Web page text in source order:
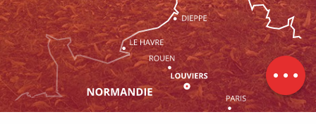
Contacter
par email